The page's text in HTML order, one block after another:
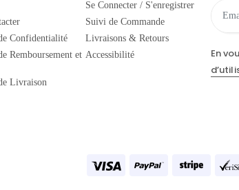
Confidentialité
Remboursement et
Livraison
Se Connecter / S'enregistrer
Suivi de Commande
Livraisons & Retours
Accessibilité
En